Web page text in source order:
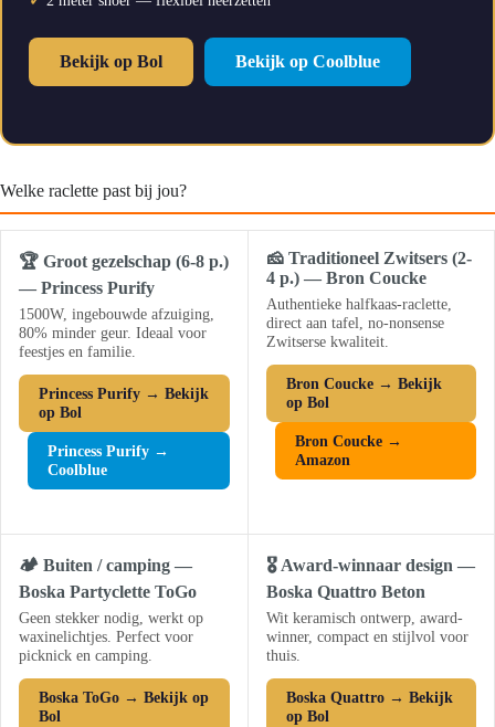
Bekijk op Bol Bekijk op Coolblue
Welke raclette past bij jou?
🏆 Groot gezelschap (6-8 p.)
— Princess Purify
1500W, ingebouwde afzuiging,
80% minder geur. Ideaal voor
feestjes en familie.
Princess Purify → Bekijk
op Bol
Princess Purify →
Coolblue
🧀 Traditioneel Zwitsers (2-
4 p.) — Bron Coucke
Authentieke halfkaas-raclette,
direct aan tafel, no-nonsense
Zwitserse kwaliteit.
Bron Coucke → Bekijk
op Bol
Bron Coucke →
Amazon
🏕️ Buiten / camping —
Boska Partyclette ToGo
Geen stekker nodig, werkt op
waxinelichtjes. Perfect voor
picknick en camping.
Boska ToGo → Bekijk op
Bol
🎖️ Award-winnaar design —
Boska Quattro Beton
Wit keramisch ontwerp, award-
winner, compact en stijlvol voor
thuis.
Boska Quattro → Bekijk
op Bol